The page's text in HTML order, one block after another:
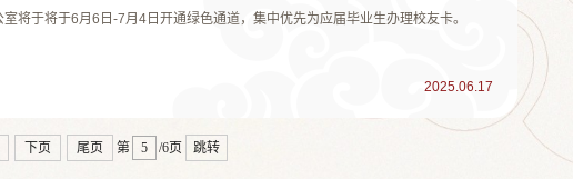
将于将于6月6日-7月4日开通绿色通道，集中优先为应届毕业生办理校友卡。
2025.06.17
下页 尾页 第 /6页 跳转